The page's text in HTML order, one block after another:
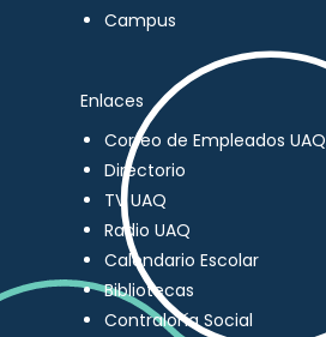
Campus
Enlaces
Correo de Empleados UAQ
Directorio
TV UAQ
Radio UAQ
Calendario Escolar
Bibliotecas
Contraloría Social